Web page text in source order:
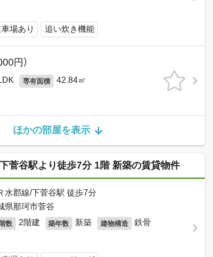
場あり 追い炊き機能
円）
専有面積 42.84㎡
ほかの部屋を表示
下菅谷駅より徒歩7分 1階 新築の賃貸物件
水郡線/下菅谷駅 徒歩7分
県那珂市菅谷
数 2階建 築年数 新築 建物構造 鉄骨